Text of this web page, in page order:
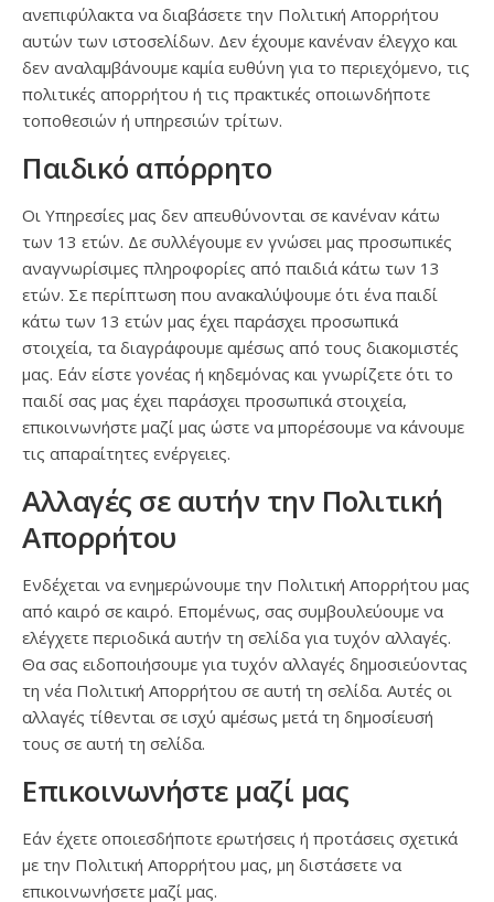
ανεπιφύλακτα να διαβάσετε την Πολιτική Απορρήτου
αυτών των ιστοσελίδων. Δεν έχουμε κανέναν έλεγχο και
δεν αναλαμβάνουμε καμία ευθύνη για το περιεχόμενο, τις
πολιτικές απορρήτου ή τις πρακτικές οποιωνδήποτε
τοποθεσιών ή υπηρεσιών τρίτων.
Παιδικό απόρρητο
Οι Υπηρεσίες μας δεν απευθύνονται σε κανέναν κάτω
των 13 ετών. Δε συλλέγουμε εν γνώσει μας προσωπικές
αναγνωρίσιμες πληροφορίες από παιδιά κάτω των 13
ετών. Σε περίπτωση που ανακαλύψουμε ότι ένα παιδί
κάτω των 13 ετών μας έχει παράσχει προσωπικά
στοιχεία, τα διαγράφουμε αμέσως από τους διακομιστές
μας. Εάν είστε γονέας ή κηδεμόνας και γνωρίζετε ότι το
παιδί σας μας έχει παράσχει προσωπικά στοιχεία,
επικοινωνήστε μαζί μας ώστε να μπορέσουμε να κάνουμε
τις απαραίτητες ενέργειες.
Αλλαγές σε αυτήν την Πολιτική
Απορρήτου
Ενδέχεται να ενημερώνουμε την Πολιτική Απορρήτου μας
από καιρό σε καιρό. Επομένως, σας συμβουλεύουμε να
ελέγχετε περιοδικά αυτήν τη σελίδα για τυχόν αλλαγές.
Θα σας ειδοποιήσουμε για τυχόν αλλαγές δημοσιεύοντας
τη νέα Πολιτική Απορρήτου σε αυτή τη σελίδα. Αυτές οι
αλλαγές τίθενται σε ισχύ αμέσως μετά τη δημοσίευσή
τους σε αυτή τη σελίδα.
Επικοινωνήστε μαζί μας
Εάν έχετε οποιεσδήποτε ερωτήσεις ή προτάσεις σχετικά
με την Πολιτική Απορρήτου μας, μη διστάσετε να
επικοινωνήσετε μαζί μας.